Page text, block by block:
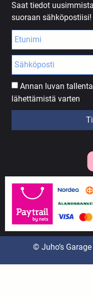
Saat tiedot
suoraan sähköpostiisi!
Annan luvan
lähettämistä varten
© Juho’s